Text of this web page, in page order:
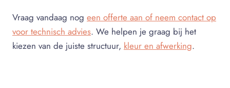
Vraag vandaag nog een offerte aan of neem contact op
voor technisch advies. We helpen je graag bij het
kiezen van de juiste structuur, kleur en afwerking.